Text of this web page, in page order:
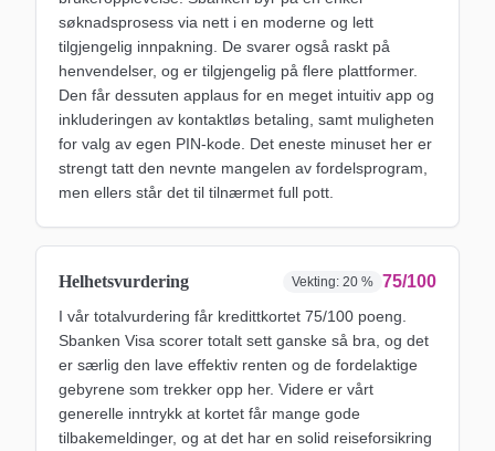
søknadsprosess via nett i en moderne og lett
tilgjengelig innpakning. De svarer også raskt på
henvendelser, og er tilgjengelig på flere plattformer.
Den får dessuten applaus for en meget intuitiv app og
inkluderingen av kontaktløs betaling, samt muligheten
for valg av egen PIN-kode. Det eneste minuset her er
strengt tatt den nevnte mangelen av fordelsprogram,
men ellers står det til tilnærmet full pott.
Helhetsvurdering Vekting: 20 % 75/100
I vår totalvurdering får kredittkortet 75/100 poeng.
Sbanken Visa scorer totalt sett ganske så bra, og det
er særlig den lave effektiv renten og de fordelaktige
gebyrene som trekker opp her. Videre er vårt
generelle inntrykk at kortet får mange gode
tilbakemeldinger, og at det har en solid reiseforsikring